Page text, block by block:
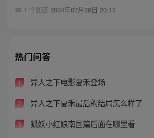
1 个回答 2024年07月26日 20:13
热门问答
1 异人之下电影夏禾登场
2 异人之下夏禾最后的结局怎么样了
3 狐妖小红娘南国篇后面在哪里看